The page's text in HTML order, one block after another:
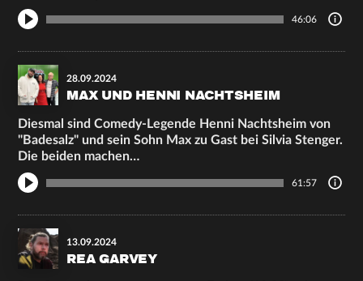
46:06
28.09.2024
MAX UND HENNI NACHTSHEIM
Diesmal sind Comedy-Legende Henni Nachtsheim von
"Badesalz" und sein Sohn Max zu Gast bei Silvia Stenger.
Die beiden machen…
61:57
13.09.2024
REA GARVEY